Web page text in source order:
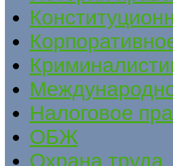
Налоговое
ОБЖ
Охрана труда